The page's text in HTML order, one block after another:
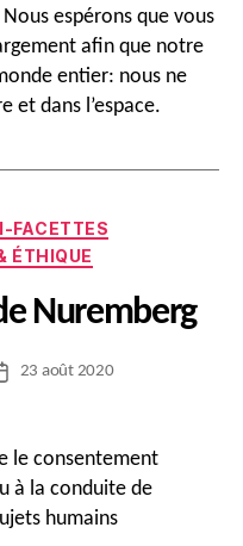
espérons que vous
afin que notre
entier: nous ne
et dans l’espace.
FACETTES
ÉTHIQUE
Nuremberg
23 août 2020
le consentement
à la conduite de
humains